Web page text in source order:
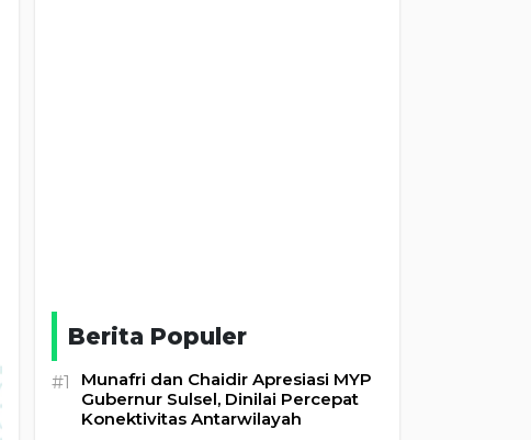
Berita Populer
#1
Munafri dan Chaidir Apresiasi MYP
Gubernur Sulsel, Dinilai Percepat
Konektivitas Antarwilayah